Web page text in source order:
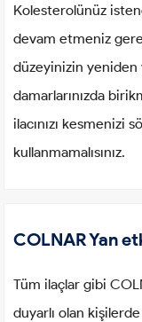
Kolesterolünüz
devam etmeniz
düzeyinizin yeniden
damarlarınızda
ilacınızı kesmenizi
kullanmamalısınız.
COLNAR Yan
Tüm ilaçlar gibi
duyarlı olan